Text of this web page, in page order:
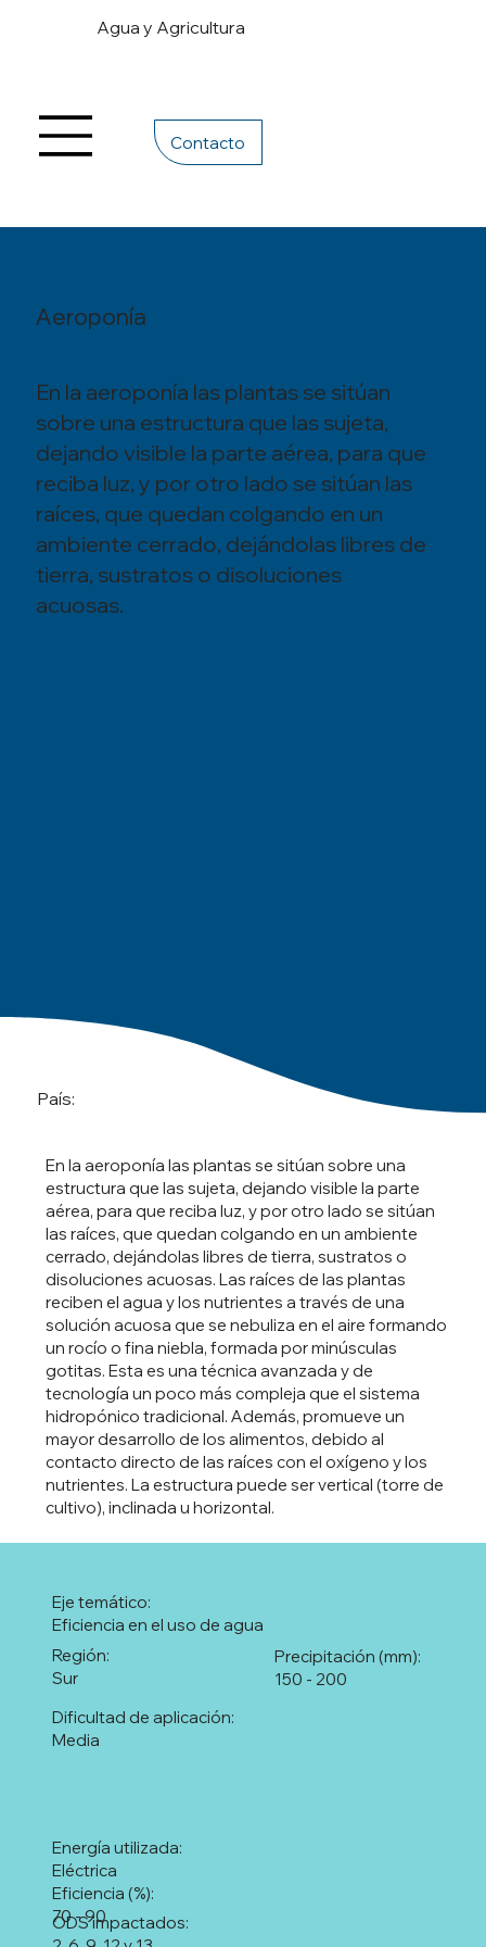
Agua y Agricultura
Contacto
Aeroponía
En la aeroponía las plantas se sitúan
sobre una estructura que las sujeta,
dejando visible la parte aérea, para que
reciba luz, y por otro lado se sitúan las
raíces, que quedan colgando en un
ambiente cerrado, dejándolas libres de
tierra, sustratos o disoluciones
acuosas.
País:
En la aeroponía las plantas se sitúan sobre una
estructura que las sujeta, dejando visible la parte
aérea, para que reciba luz, y por otro lado se sitúan
las raíces, que quedan colgando en un ambiente
cerrado, dejándolas libres de tierra, sustratos o
disoluciones acuosas. Las raíces de las plantas
reciben el agua y los nutrientes a través de una
solución acuosa que se nebuliza en el aire formando
un rocío o fina niebla, formada por minúsculas
gotitas. Esta es una técnica avanzada y de
tecnología un poco más compleja que el sistema
hidropónico tradicional. Además, promueve un
mayor desarrollo de los alimentos, debido al
contacto directo de las raíces con el oxígeno y los
nutrientes. La estructura puede ser vertical (torre de
cultivo), inclinada u horizontal.
Eficiencia en el uso de agua
Eje temático:
Sur
Región:
150 - 200
Precipitación (mm):
Media
Dificultad de aplicación:
ODS impactados:
Eléctrica
Energía utilizada:
70 - 90
Eficiencia (%):